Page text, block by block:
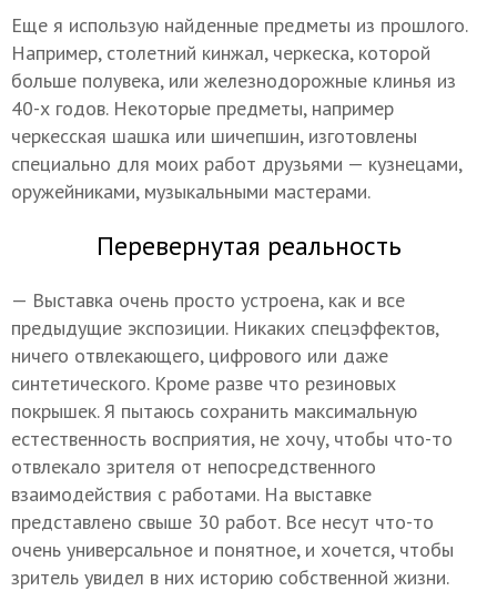
Еще я использую найденные предметы из прошлого.
Например, столетний кинжал, черкеска, которой
больше полувека, или железнодорожные клинья из
40-х годов. Некоторые предметы, например
черкесская шашка или шичепшин, изготовлены
специально для моих работ друзьями — кузнецами,
оружейниками, музыкальными мастерами.
Перевернутая реальность
— Выставка очень просто устроена, как и все
предыдущие экспозиции. Никаких спецэффектов,
ничего отвлекающего, цифрового или даже
синтетического. Кроме разве что резиновых
покрышек. Я пытаюсь сохранить максимальную
естественность восприятия, не хочу, чтобы что-то
отвлекало зрителя от непосредственного
взаимодействия с работами. На выставке
представлено свыше 30 работ. Все несут что-то
очень универсальное и понятное, и хочется, чтобы
зритель увидел в них историю собственной жизни.